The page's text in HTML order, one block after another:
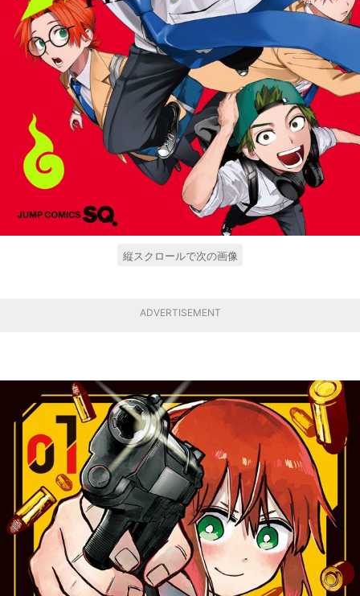
縦スクロールで次の画像
ADVERTISEMENT